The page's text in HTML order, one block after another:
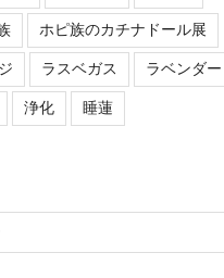
ホピ族のカチナドール展
ラスベガス ラベンダー
浄化 睡蓮